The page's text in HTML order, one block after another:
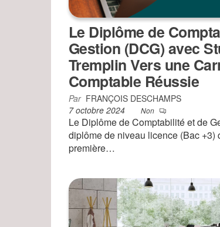
Le Diplôme de
Gestion (DCG) avec
Tremplin Vers une
Comptable Réussie
Par FRANÇOIS DESCHAMPS
7 octobre 2024
Non
Le Diplôme de Comptabilité et de
diplôme de niveau licence (Bac +3)
première…